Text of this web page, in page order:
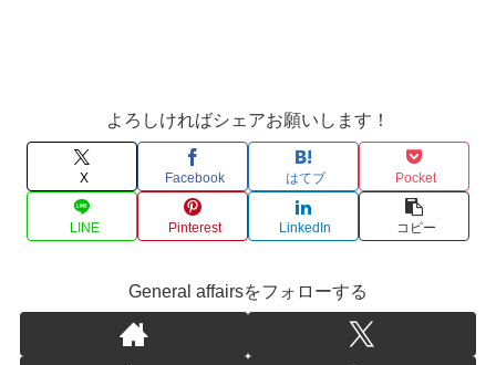
よろしければシェアお願いします！
X Facebook はてブ Pocket
LINE Pinterest LinkedIn コピー
General affairsをフォローする